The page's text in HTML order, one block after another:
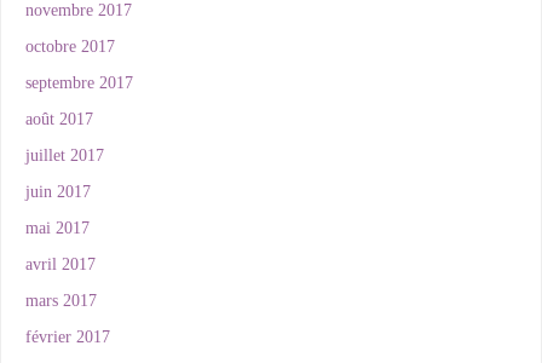
novembre 2017
octobre 2017
septembre 2017
août 2017
juillet 2017
juin 2017
mai 2017
avril 2017
mars 2017
février 2017